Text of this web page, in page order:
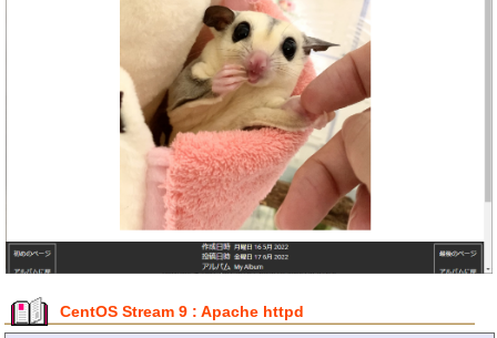
CentOS Stream 9 : Apache httpd